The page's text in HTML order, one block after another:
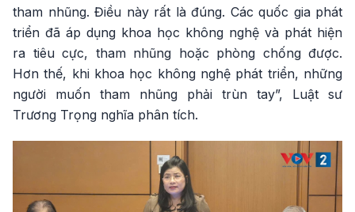
tham nhũng. Điều này rất là đúng. Các quốc gia phát
triển đã áp dụng khoa học không nghệ và phát hiện
ra tiêu cực, tham nhũng hoặc phòng chống được.
Hơn thế, khi khoa học không nghệ phát triển, những
người muốn tham nhũng phải trùn tay”, Luật sư
Trương Trọng nghĩa phân tích.